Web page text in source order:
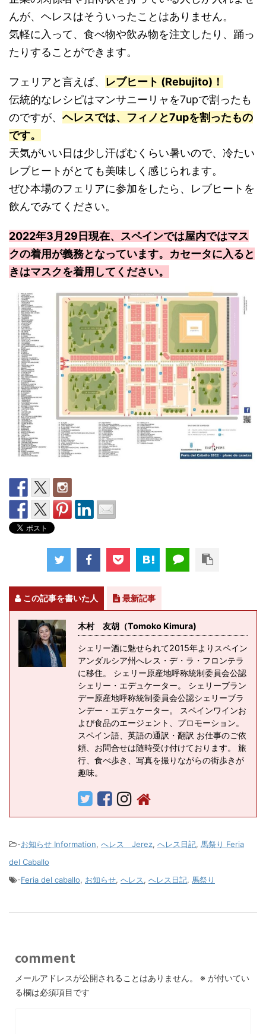
んが、ヘレスはそういったことはありません。
気軽に入って、食べ物や飲み物を注文したり、踊っ
たりすることができます。
フェリアと言えば、 レブヒート (Rebujito)！
伝統的なレシピはマンサニーリャを7upで割ったも
のですが、 ヘレスでは、フィノと7upを割ったもの
です。
天気がいい日は少し汗ばむくらい暑いので、冷たい
レブヒートがとても美味しく感じられます。
ぜひ本場のフェリアに参加をしたら、レブヒートを
飲んでみてください。
2022年3月29日現在、スペインでは屋内ではマス
クの着用が義務となっています。カセータに入ると
きはマスクを着用してください。
この記事を書いた人 最新記事
木村 友胡（Tomoko Kimura)
シェリー酒に魅せられて2015年よりスペイン
アンダルシア州へレス・デ・ラ・フロンテラ
に移住。 シェリー原産地呼称統制委員会公認
シェリー・エデュケーター。 シェリーブラン
デー原産地呼称統制委員会公認シェリーブラ
ンデー・エデュケーター。 スペインワインお
よび食品のエージェント、プロモーション。
スペイン語、英語の通訳・翻訳 お仕事のご依
頼、お問合せは随時受け付けております。 旅
行、食べ歩き、写真を撮りながらの街歩きが
趣味。
-お知らせ Information, へレス Jerez, へレス日記, 馬祭り Feria
del Caballo
-Feria del caballo, お知らせ, へレス, へレス日記, 馬祭り
comment
メールアドレスが公開されることはありません。 ※ が付いてい
る欄は必須項目です